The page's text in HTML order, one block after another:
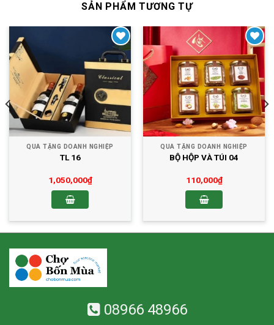
SẢN PHẨM TƯƠNG TỰ
Yêu thích
QUÀ TẶNG DOANH NGHIỆP
TL 16
1,050,000₫
Yêu thích
QUÀ TẶNG DOANH NGHIỆP
BỘ HỘP VÀ TÚI 04
110,000₫
08966 48966